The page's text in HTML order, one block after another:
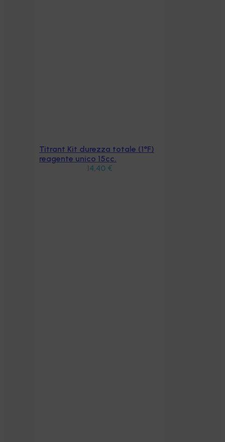
Aggiungi al carrello
Titrant Kit durezza totale (1°F)
reagente unico 15cc.
14,40 €